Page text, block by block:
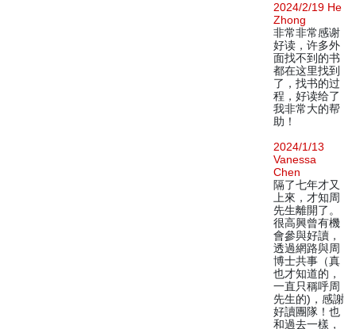
2024/2/19 He
Zhong
非常非常感谢
好读，许多外
面找不到的书
都在这里找到
了，找书的过
程，好读给了
我非常大的帮
助！
2024/1/13
Vanessa
Chen
隔了七年才又
上來，才知周
先生離開了。
很高興曾有機
會參與好讀，
透過網路與周
博士共事（真
也才知道的，
一直只稱呼周
先生的)，感謝
好讀團隊！也
和過去一樣，